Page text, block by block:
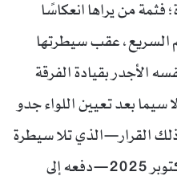
فثمة من يراها انعكاسًا
السريع، عقب سيطرتها
الأجدر بقيادة الفرقة
سيما بعد تعيين اللواء جدو
القرار—الذي تلا سيطرة
الدعم السريع على المدينة في أكتوبر 2025—دفعه إلى